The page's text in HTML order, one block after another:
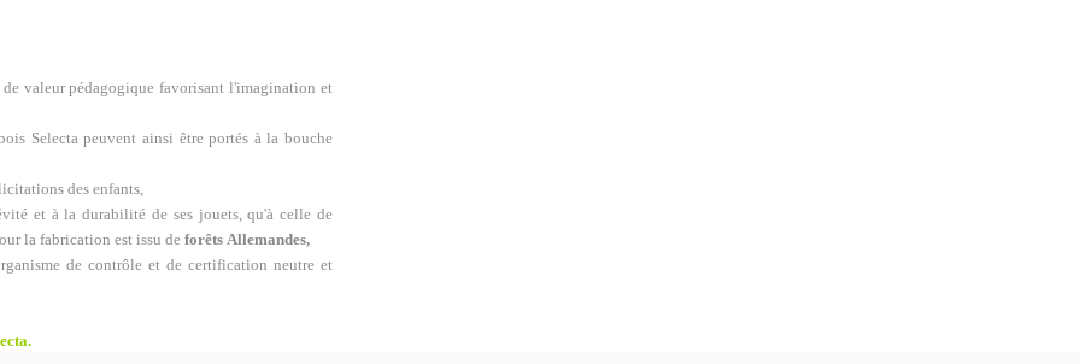
valeur pédagogique favorisant l'imagination et
Selecta peuvent ainsi être portés à la bouche
des enfants,
et à la durabilité de ses jouets, qu'à celle de
la fabrication est issu de forêts Allemandes,
de contrôle et de certification neutre et